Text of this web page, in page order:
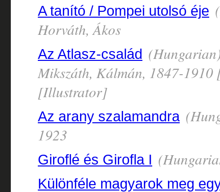
A tanító / Pompei utolsó éje
Horváth, Ákos
Az Atlasz-család
Mikszáth, Kálmán, 1847-
[Illustrator]
Az arany szalamandra
1923
Giroflé és Girofla I
Különféle magyarok meg